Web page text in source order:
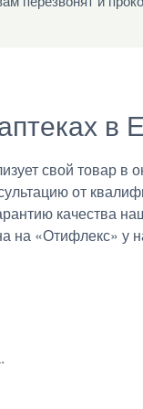
в
свой товар в
от
качества
на «Отифлекс» у